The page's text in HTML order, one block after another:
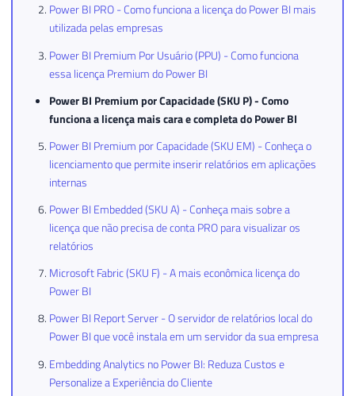
Power BI PRO - Como funciona a licença do Power BI mais
utilizada pelas empresas
Power BI Premium Por Usuário (PPU) - Como funciona
essa licença Premium do Power BI
Power BI Premium por Capacidade (SKU P) - Como
funciona a licença mais cara e completa do Power BI
Power BI Premium por Capacidade (SKU EM) - Conheça o
licenciamento que permite inserir relatórios em aplicações
internas
Power BI Embedded (SKU A) - Conheça mais sobre a
licença que não precisa de conta PRO para visualizar os
relatórios
Microsoft Fabric (SKU F) - A mais econômica licença do
Power BI
Power BI Report Server - O servidor de relatórios local do
Power BI que você instala em um servidor da sua empresa
Embedding Analytics no Power BI: Reduza Custos e
Personalize a Experiência do Cliente